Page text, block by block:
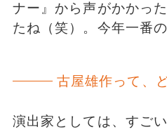
ナー』から声がかかっ
たね（笑）。今年一番
古屋雄作って、
演出家としては、すご